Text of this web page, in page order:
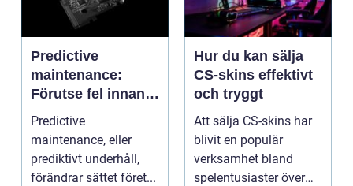
Predictive
maintenance:
Förutse fel innan
de uppstår med
hjälp av sensorer
Predictive
maintenance, eller
prediktivt underhåll,
förändrar sättet föret...
Hur du kan sälja
CS-skins effektivt
och tryggt
Att sälja CS-skins har
blivit en populär
verksamhet bland
spelentusiaster över